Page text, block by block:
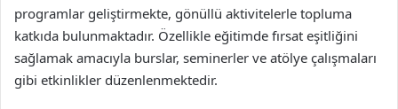
programlar geliştirmekte, gönüllü aktivitelerle topluma
katkıda bulunmaktadır. Özellikle eğitimde fırsat eşitliğini
sağlamak amacıyla burslar, seminerler ve atölye çalışmaları
gibi etkinlikler düzenlenmektedir.